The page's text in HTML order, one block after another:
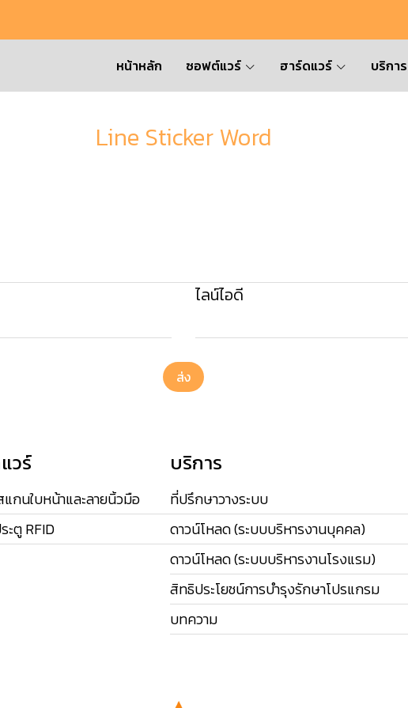
หน้าหลัก ซอฟต์แวร์ ฮาร์ดแวร์ บริการ
Line Sticker Word
ไลน์ไอดี
ส่ง
วร์
แกนใบหน้าและลายนิ้วมือ
ะตู RFID
บริการ
ที่ปรึกษาวางระบบ
ดาวน์โหลด (ระบบบริหารงานบุคคล)
ดาวน์โหลด (ระบบบริหารงานโรงแรม)
สิทธิประโยชน์การบำรุงรักษาโปรแกรม
บทความ